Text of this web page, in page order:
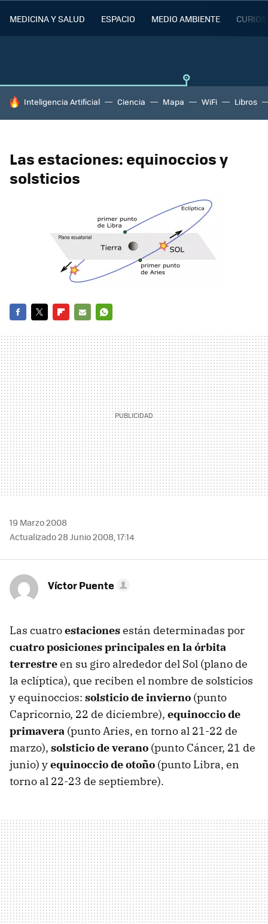
MEDICINA Y SALUD ESPACIO MEDIO AMBIENTE
HOY SE HABLA DE
Inteligencia Artificial Ciencia Mapa WiFi Libros
Las estaciones: equinoccios y
solsticios
MAIL
19 Marzo 2008
Actualizado 28 Junio 2008, 17:14
Víctor Puente
Las cuatroestacionesestán determinadas por
cuatro posiciones principales en la órbita
terrestreen su giro alrededor del Sol (plano de
la eclíptica), que reciben el nombre de solsticios
y equinoccios: solsticio de invierno (punto
Capricornio, 22 de diciembre), equinoccio de
primavera (punto Aries, en torno al 21-22 de
marzo), solsticio de verano (punto Cáncer, 21 de
junio) yequinoccio de otoño (punto Libra, en
torno al 22-23 de septiembre).